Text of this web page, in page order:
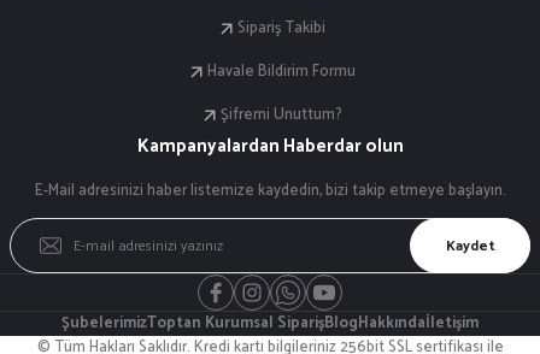
Sipariş Takibi
Havale Bildirim Formu
Şifremi Unuttum?
Kampanyalardan Haberdar olun
E-Mail adresinizi haber listemize kaydedin, bizi takip etmeye başlayın.
Kaydet
ŞubelerimizToptan Kurumsal SiparişBlogHakkındaİletişim
© Tüm Hakları Saklıdır. Kredi kartı bilgileriniz 256bit SSL sertifikası ile